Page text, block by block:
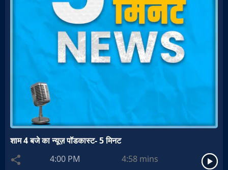
शाम 4 बजे का न्यूज़ पॉडकास्ट- 5 मिनट
4:00 PM
4:58 mins